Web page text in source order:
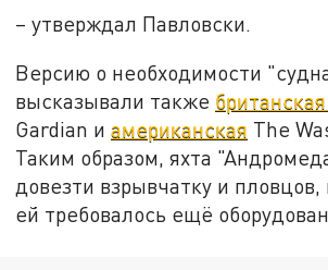
– утверждал Павловски.
Версию о необходимости
высказывали также
Gardian иамериканская The
Таким образом, яхта
довезти взрывчатку и
ей требовалось ещё